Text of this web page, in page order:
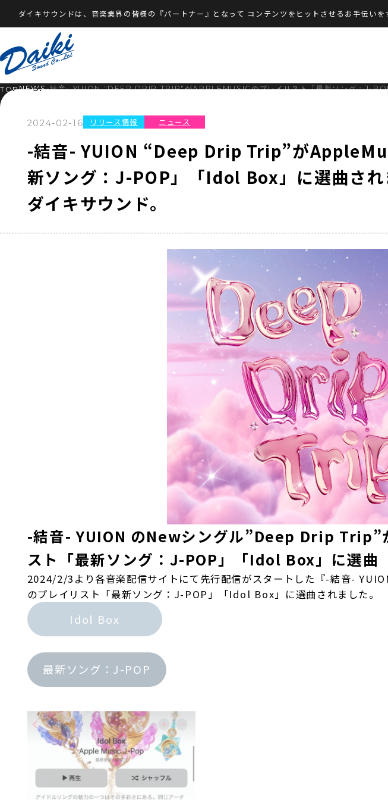
ダイキサウンドは、音楽業界の皆様の『パートナー』となって コンテンツをヒットさせるお手伝いを
TOPNEWS-結音- YUION "DEEP DRIP TRIP"がAPPLEMUSICのプレイリスト「最新ソング：J-
2024-02-16 リリース情報 ニュース
-結音- YUION “Deep Drip Trip”が
新ソング：J-POP」「Idol Box」に選曲
ダイキサウンド。
-結音- YUION のNewシングル”Deep Drip
スト「最新ソング：J-POP」「Idol Box」に選曲
2024/2/3より各音楽配信サイトにて先行配信がスタートした『-結音-
のプレイリスト「最新ソング：J-POP」「Idol Box」に選曲されました。
Idol Box
最新ソング：J-POP